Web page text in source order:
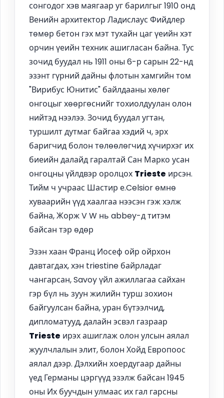
сонгодог хэв маягаар уг барилгыг 1910 онд
Венийн архитектор Ладислаус Фийдлер
төмөр бетон гэх мэт тухайн цаг үеийн хэт
орчин үеийн техник ашигласан байна. Тус
зочид буудал нь 1911 оны 6-р сарын 22-нд
эзэнт гүрний дайны флотын хамгийн том
"Вирибус Юнитис" байлдааны хөлөг
онгоцыг хөөргөснийг тохиолдуулан олон
нийтэд нээлээ. Зочид буудал угтан,
туршилт дутмаг байгаа хэдий ч, эрх
баригчид болон төлөөлөгчид хүчирхэг их
биеийн далайд гаралтай Сан Марко усан
онгоцны үйлдвэр оролцох Trieste ирсэн.
Тийм ч учраас Шастир е.Celsior өмнө
хуваарийн үүд хаалгаа нээсэн гэж хэлж
байна, Жорж V W нь abbey-д титэм
байсан тэр өдөр
Эзэн хаан Франц Иосеф ойр ойрхон
давтагдах, хэн triestine байрладаг
чангарсан, Savoy үйл ажиллагаа сайхан
гэр бүл нь зуун жилийн турш зохион
байгуулсан байна, уран бүтээлчид,
дипломатууд, далайн эсвэл газраар
Trieste ирэх ашиглаж олон улсын аялал
жуулчлалын элит, болон Хойд Европоос
аялал дээр. Дэлхийн хоердугаар дайны
үед Германы цэргүүд эзэлж байсан 1945
оны Их буучдын улмаас их гал гарсны